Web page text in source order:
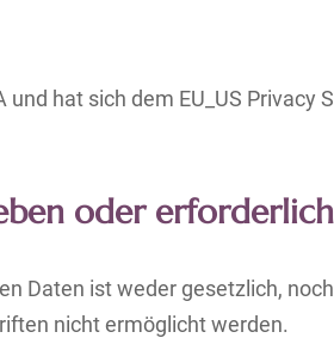
hat sich dem EU_US Privacy
oder
Daten ist weder gesetzlich,
nicht ermöglicht werden.